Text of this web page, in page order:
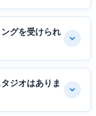
グを受けられ
ジオはありま